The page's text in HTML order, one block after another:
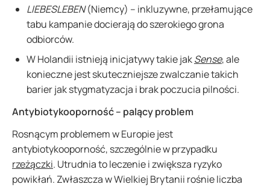
LIEBESLEBEN(Niemcy) – inkluzywne, przełamujące
tabu kampanie docierają do szerokiego grona
odbiorców.
W Holandii istnieją inicjatywy takie jakSense, ale
konieczne jest skuteczniejsze zwalczanie takich
barier jak stygmatyzacja i brak poczucia pilności.
Antybiotykooporność – palący problem
Rosnącym problemem w Europie jest
antybiotykooporność, szczególnie w przypadku
rzeżączki. Utrudnia to leczenie i zwiększa ryzyko
powikłań. Zwłaszcza w Wielkiej Brytanii rośnie liczba